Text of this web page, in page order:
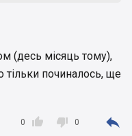
(десь місяць тому),
починалось, ще

0  0 